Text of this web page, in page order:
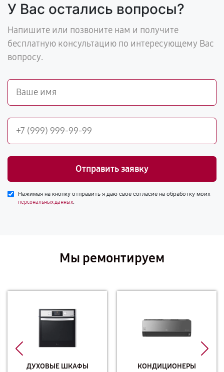
У Вас остались вопросы?
Напишите или позвоните нам и получите
бесплатную консультацию по интересующему Вас
вопросу.
Отправить заявку
Нажимая на кнопку отправить я даю свое согласие на обработку моих
персональных данных.
Мы ремонтируем
ДУХОВЫЕ ШКАФЫ КОНДИЦИОНЕРЫ